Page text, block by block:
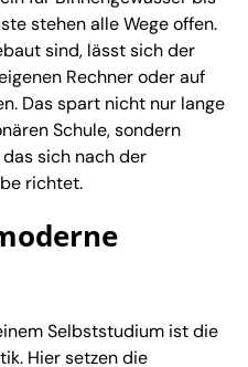
stehen alle Wege offen.
sind, lässt sich der
Rechner oder auf
Das spart nicht nur lange
Schule, sondern
sich nach der
richtet.
Selbststudium ist die
Hier setzen die